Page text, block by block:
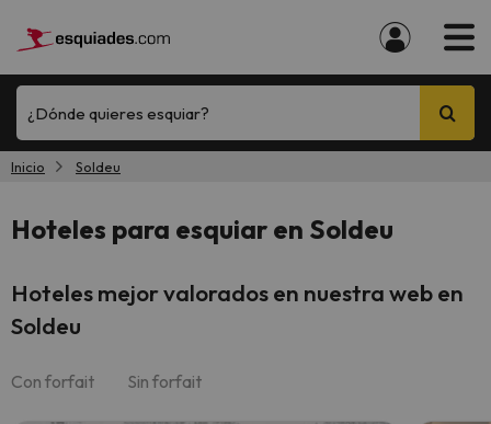
¿Dónde quieres esquiar?
Inicio Soldeu
Hoteles para esquiar en Soldeu
Hoteles mejor valorados en nuestra web en
Soldeu
Con forfait Sin forfait